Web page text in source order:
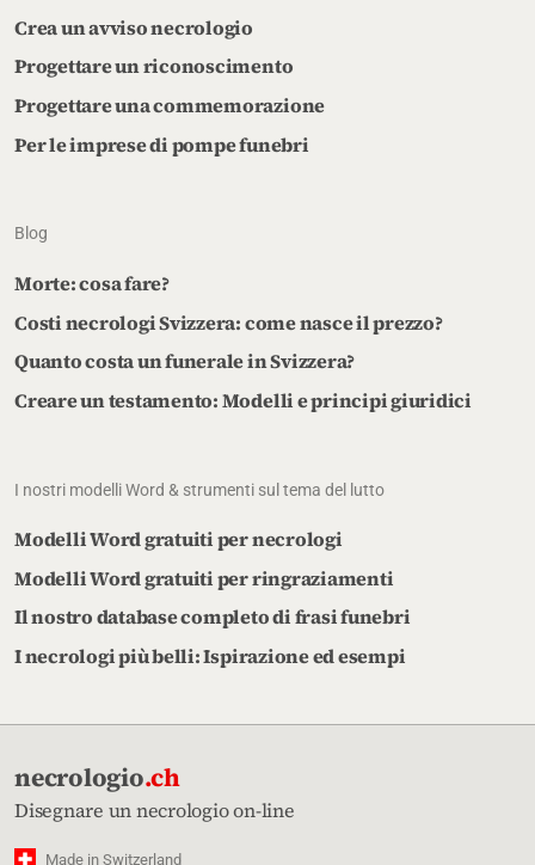
Crea un avviso necrologio
Progettare un riconoscimento
Progettare una commemorazione
Per le imprese di pompe funebri
Blog
Morte: cosa fare?
Costi necrologi Svizzera: come nasce il prezzo?
Quanto costa un funerale in Svizzera?
Creare un testamento: Modelli e principi giuridici
I nostri modelli Word & strumenti sul tema del lutto
Modelli Word gratuiti per necrologi
Modelli Word gratuiti per ringraziamenti
Il nostro database completo di frasi funebri
I necrologi più belli: Ispirazione ed esempi
necrologio.ch
Disegnare un necrologio on-line
Made in Switzerland